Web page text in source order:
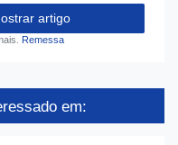
artigo
Remessa
em: